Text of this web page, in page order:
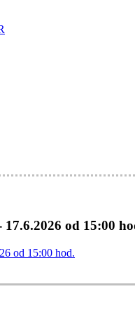
17.6.2026 od 15:00
od 15:00 hod.